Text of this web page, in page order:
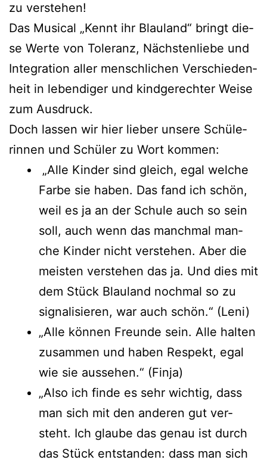
zu verstehen!
Das Musi­cal „Kennt ihr Blau­land“ bringt die­
se Wer­te von Tole­ranz, Nächs­ten­lie­be und
Inte­gra­ti­on aller mensch­li­chen Ver­schie­den­
heit in leben­di­ger und kind­ge­rech­ter Wei­se
zum Ausdruck.
Doch las­sen wir hier lie­ber unse­re Schü­le­
rin­nen und Schü­ler zu Wort kommen:
„Alle Kin­der sind gleich, egal wel­che
Far­be sie haben. Das fand ich schön,
weil es ja an der Schu­le auch so sein
soll, auch wenn das manch­mal man­
che Kin­der nicht ver­ste­hen. Aber die
meis­ten ver­ste­hen das ja. Und dies mit
dem Stück Blau­land noch­mal so zu
signa­li­sie­ren, war auch schön.“ (Leni)
„Alle kön­nen Freun­de sein. Alle hal­ten
zusam­men und haben Respekt, egal
wie sie aus­se­hen.“ (Fin­ja)
„Also ich fin­de es sehr wich­tig, dass
man sich mit den ande­ren gut ver­
steht. Ich glau­be das genau ist durch
das Stück ent­stan­den: dass man sich